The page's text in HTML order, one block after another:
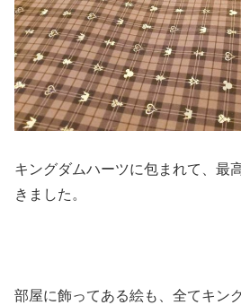
キングダムハーツに包まれて、最
きました。
部屋に飾ってある絵も、全てキン